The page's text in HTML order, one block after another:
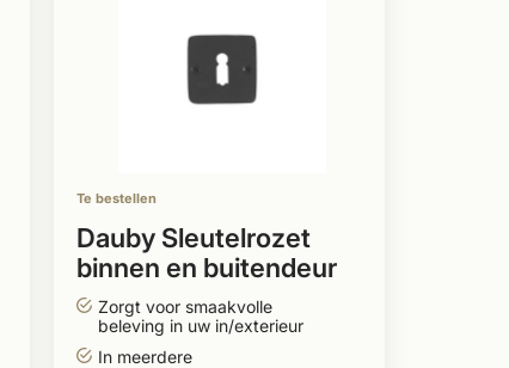
Te bestellen
Dauby Sleutelrozet
binnen en buitendeur
diameter 50mm
vierkant
Zorgt voor smaakvolle
beleving in uw in/exterieur
In meerdere